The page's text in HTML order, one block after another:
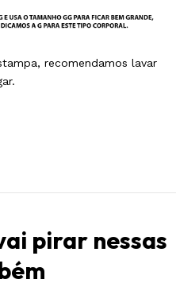
recomendamos lavar
pirar nessas